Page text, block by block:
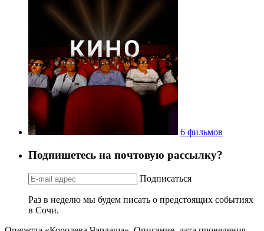
6 фильмов
Подпишетесь на почтовую рассылку?
Подписаться
Раз в неделю мы будем писать о предстоящих событиях
в Сочи.